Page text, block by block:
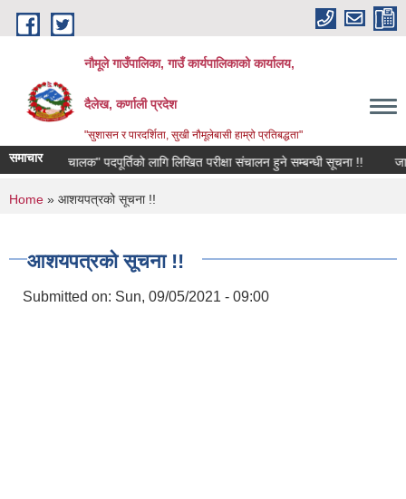
Skip to main content
नौमूले गाउँपालिका, गाउँ कार्यपालिकाको कार्यालय,
दैलेख, कर्णाली प्रदेश
"सुशासन र पारदर्शिता, सुखी नौमूलेबासी हाम्रो प्रतिबद्धता"
समाचार
परिचालक" पदपूर्तिको लागि लिखित परीक्षा संचालन हुने सम्बन्धी सूचना !!
You are here
Home » आशयपत्रको सूचना !!
आशयपत्रको सूचना !!
Submitted on: Sun, 09/05/2021 - 09:00